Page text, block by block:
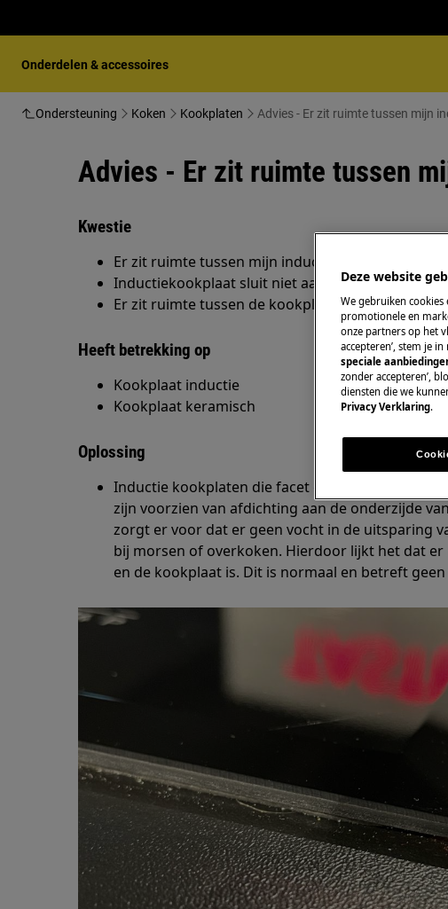
Onderdelen & accessoires
Ondersteuning Koken Kookplaten Advies - Er zit ruimte tussen mijn
Advies - Er zit ruimte tussen
Kwestie
Er zit ruimte tussen mijn inductiekookplaat en het
Inductiekookplaat sluit niet aan op het
Er zit ruimte tussen de kookplaat en het
Heeft betrekking op
Kookplaat inductie
Kookplaat keramisch
Oplossing
Inductie kookplaten die facet geslepen zijn of
zijn voorzien van afdichting aan de onderzijde
zorgt er voor dat er geen vocht in de uitsparing
bij morsen of overkoken. Hierdoor lijkt het dat
en de kookplaat is. Dit is normaal en betreft
Deze website
We gebruiken
promotionele en
onze partners op het
accepteren’, stem je
speciale
zonder accepteren’,
diensten die we
Privacy Verklaring.